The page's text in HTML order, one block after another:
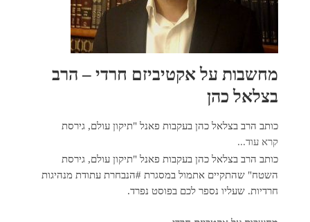
מחשבות על אקטיביזם חרדי – הרב
בצלאל כהן
כותב הרב בצלאל כהן בעקבות פאנל "תיקון עולם, גירסת
קרא עוד...
כותב הרב בצלאל כהן בעקבות פאנל "תיקון עולם, גירסת
השטח" שהתקיים אתמול במסגרת #הנבחרת עתודת מנהיגות
חרדיות. שעליו נספר לכם בפוסט נפרד.